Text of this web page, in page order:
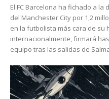
El FC Barcelona ha fichado a
del Manchester City por 1,2
en la futbolista más cara de su
internacionalmente, firmará
equipo tras las salidas de